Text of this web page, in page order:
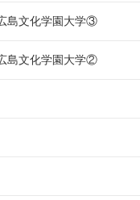
島文化学園大学③
島文化学園大学②